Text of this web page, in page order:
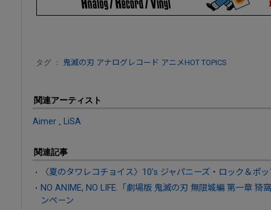
タグ ： 鬼滅の刃 アナログレコード アニメHOT TOPICS
関連アーティスト
Aimer LiSA
関連記事
〈夏のタワレコチョイス〉10's ジャパニーズ・ロック＆ポ
NO ANIME, NO LIFE.「劇場版 鬼滅の刃 無限城編 第一章 猗
ンペーン